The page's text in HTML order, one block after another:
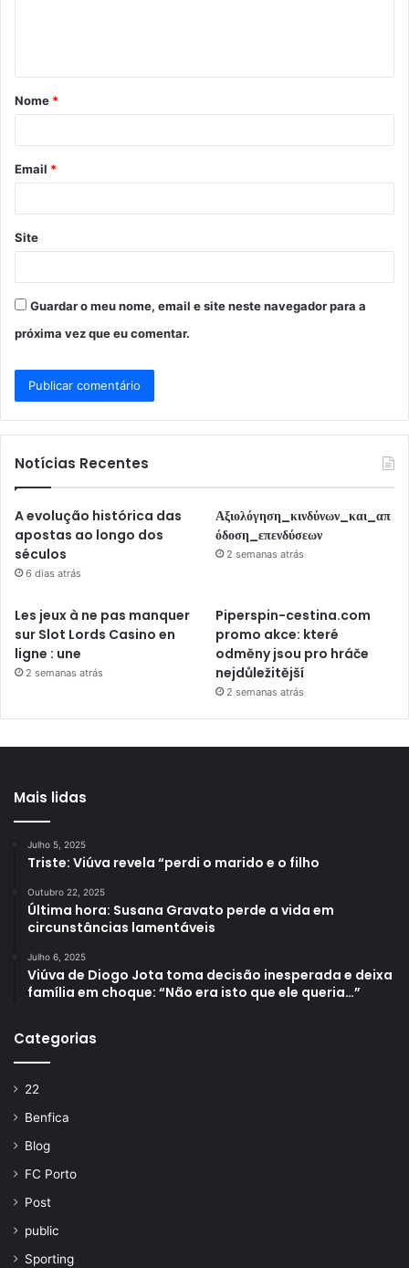
á
r
*
Nome *
Email *
Site
Guardar o meu nome, email e site neste navegador para a
próxima vez que eu comentar.
Notícias Recentes
A evolução histórica das
apostas ao longo dos
séculos
6 dias atrás
Αξιολόγηση_κινδύνων_και_απ
όδοση_επενδύσεων
2 semanas atrás
Les jeux à ne pas manquer
sur Slot Lords Casino en
ligne : une
2 semanas atrás
Piperspin-cestina.com
promo akce: které
odměny jsou pro hráče
nejdůležitější
2 semanas atrás
Mais lidas
Julho 5, 2025
Triste: Viúva revela “perdi o marido e o filho
Outubro 22, 2025
Última hora: Susana Gravato perde a vida em
circunstâncias lamentáveis
Julho 6, 2025
Viúva de Diogo Jota toma decisão inesperada e deixa
família em choque: “Não era isto que ele queria…”
Categorias
22
Benfica
Blog
FC Porto
Post
public
Sporting